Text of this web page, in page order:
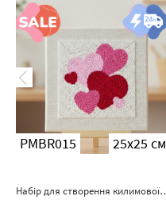
PMBR015 25x25 см
Набір для створення килимової вишивки "Любов у стібках"